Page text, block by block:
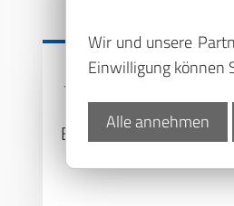
Eigentümer aus Dresden
Wir und unsere
Einwilligung können
Alle annehmen